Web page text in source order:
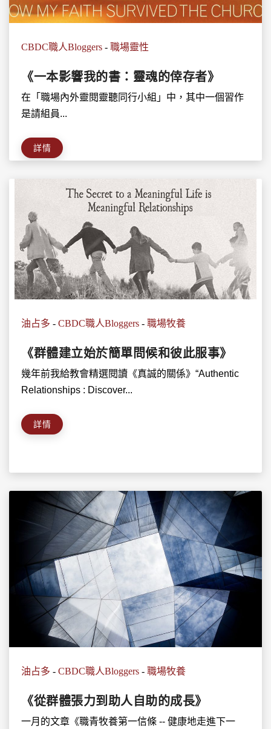
CBDC職人Bloggers - 職場靈性
《一本影響我的書：靈魂的倖存者》
在「職場內外靈閱靈聽同行小組」中，其中一個習作
是請組員...
詳情
油占多 - CBDC職人Bloggers - 職場牧養
《群體建立始於簡單問候和彼此服事》
幾年前我給教會精選閱讀《真誠的關係》“Authentic
Relationships : Discover...
詳情
油占多 - CBDC職人Bloggers - 職場牧養
《從群體張力到助人自助的成長》
一月的文章《職青牧養第一信條 -- 健康地走進下一